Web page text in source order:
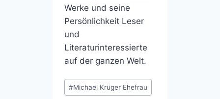
Werke und seine
Persönlichkeit Leser
und
Literaturinteressierte
auf der ganzen Welt.
Post
Tags:
#Michael Krüger Ehefrau